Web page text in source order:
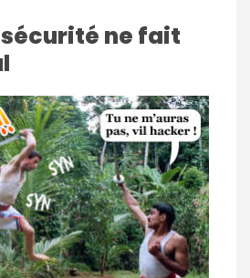
sécurité ne fait